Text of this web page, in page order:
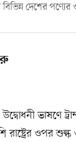
বিভিন্ন দেশের
ভাষণে
রাষ্ট্রের ওপর